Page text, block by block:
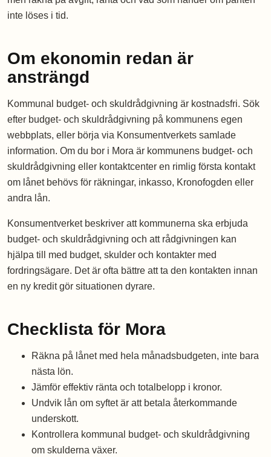
inte löses i tid.
Om ekonomin redan är
ansträngd
Kommunal budget- och skuldrådgivning är kostnadsfri. Sök
efter budget- och skuldrådgivning på kommunens egen
webbplats, eller börja via Konsumentverkets samlade
information. Om du bor i Mora är kommunens budget- och
skuldrådgivning eller kontaktcenter en rimlig första kontakt
om lånet behövs för räkningar, inkasso, Kronofogden eller
andra lån.
Konsumentverket beskriver att kommunerna ska erbjuda
budget- och skuldrådgivning och att rådgivningen kan
hjälpa till med budget, skulder och kontakter med
fordringsägare. Det är ofta bättre att ta den kontakten innan
en ny kredit gör situationen dyrare.
Checklista för Mora
Räkna på lånet med hela månadsbudgeten, inte bara
nästa lön.
Jämför effektiv ränta och totalbelopp i kronor.
Undvik lån om syftet är att betala återkommande
underskott.
Kontrollera kommunal budget- och skuldrådgivning
om skulderna växer.